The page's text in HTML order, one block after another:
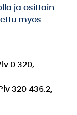
ja osittain
myös
0 320,
320 436.2,